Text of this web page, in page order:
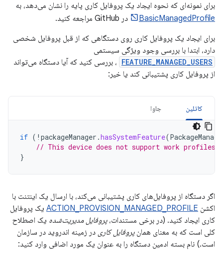
برای نمونه‌ای که نحوه ایجاد یک پروفایل کاری پایه را نشان می‌دهد، به
BasicManagedProfile
در GitHub مراجعه کنید.
برای ایجاد یک پروفایل کاری روی دستگاهی که از قبل پروفایل شخصی
دارد، ابتدا با بررسی وجود ویژگی سیستمی
FEATURE_MANAGED_USERS ، بررسی کنید که آیا دستگاه می‌تواند
از پروفایل کاری پشتیبانی کند یا خیر:
کاتلین جاوا
if ( ! packageManager .hasSystemFeature(
// This device does not support work profiles!
}
اگر دستگاه از پروفایل‌های کاری پشتیبانی می‌کند، با ارسال یک اینتنت با
اکشن ACTION_PROVISION_MANAGED_PROFILE یک پروفایل
کاری ایجاد کنید. (در برخی مستندات،پروفایل مدیریت‌شده یک اصطلاح
کلی است که به معنای همانپروفایل کاری در زمینه اندروید در سازمان
است.) نام بسته ادمین دستگاه را به عنوان یک مورد اضافی وارد کنید: